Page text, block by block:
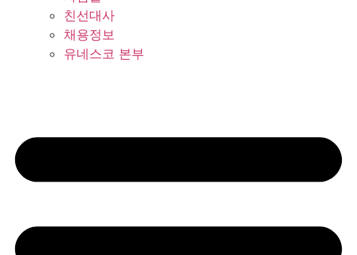
친선대사
채용정보
유네스코 본부